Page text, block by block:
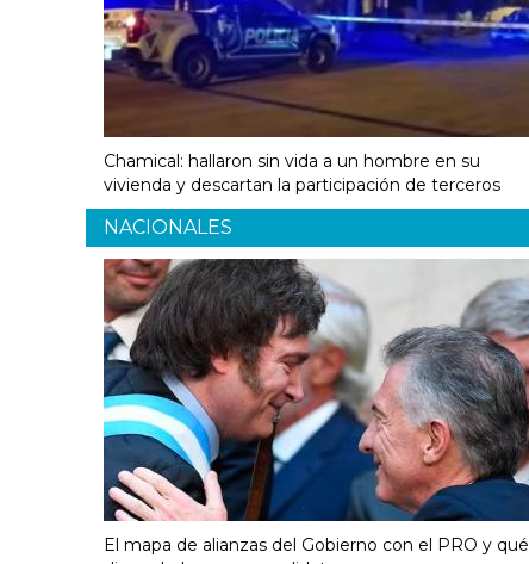
Chamical: hallaron sin vida a un hombre en su
vivienda y descartan la participación de terceros
NACIONALES
El mapa de alianzas del Gobierno con el PRO y qué